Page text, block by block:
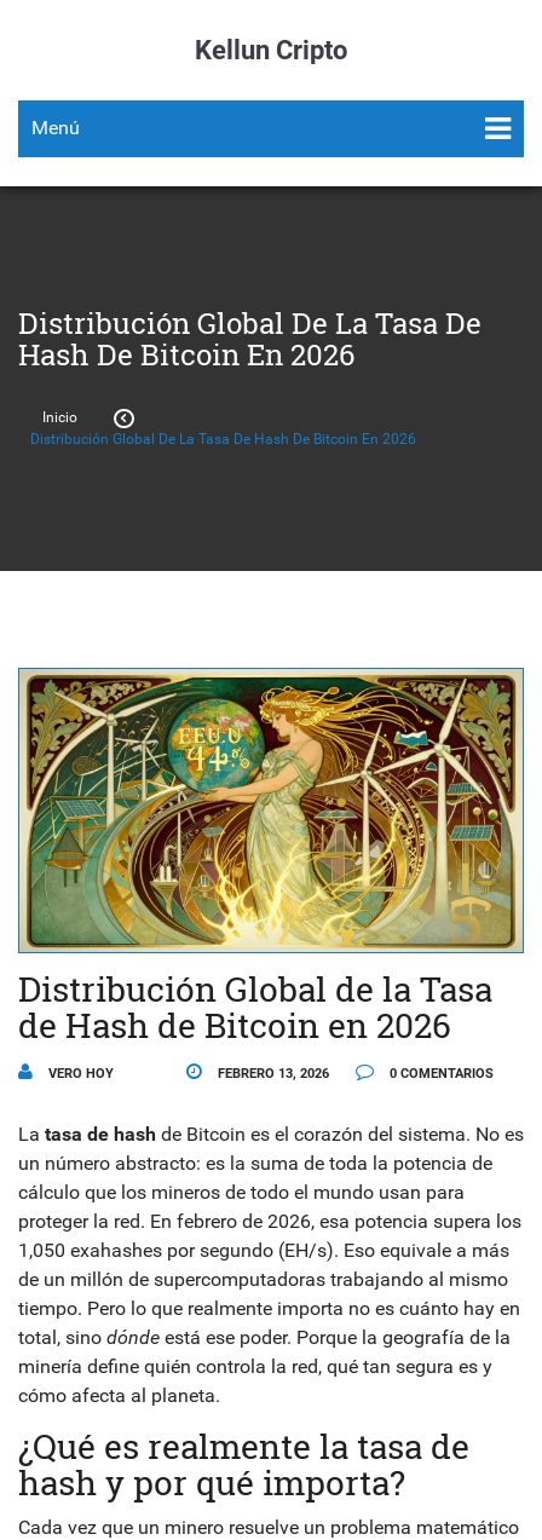
Kellun Cripto
Menú
Distribución Global De La Tasa De
Hash De Bitcoin En 2026
Inicio
Distribución Global De La Tasa De Hash De Bitcoin En 2026
Distribución Global de la Tasa
de Hash de Bitcoin en 2026
VERO HOY FEBRERO 13, 2026 0 COMENTARIOS
La tasa de hash de Bitcoin es el corazón del sistema. No es
un número abstracto: es la suma de toda la potencia de
cálculo que los mineros de todo el mundo usan para
proteger la red. En febrero de 2026, esa potencia supera los
1,050 exahashes por segundo (EH/s). Eso equivale a más
de un millón de supercomputadoras trabajando al mismo
tiempo. Pero lo que realmente importa no es cuánto hay en
total, sino dónde está ese poder. Porque la geografía de la
minería define quién controla la red, qué tan segura es y
cómo afecta al planeta.
¿Qué es realmente la tasa de
hash y por qué importa?
Cada vez que un minero resuelve un problema matemático